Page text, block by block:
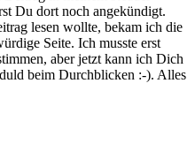
Du dort noch angekündigt.
lesen wollte, bekam ich die
Seite. Ich musste erst
aber jetzt kann ich Dich
beim Durchblicken :-). Alles